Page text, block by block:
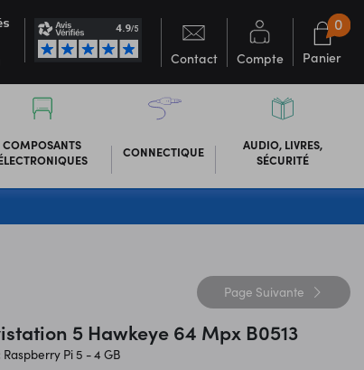
Contact Compte Panier
0
COMPOSANTS
CONNECTIQUE
AUDIO, LIVRES,
SÉCURITÉ
Page Suivante
5 Hawkeye 64 Mpx B0513
Pi 5 - 4 GB